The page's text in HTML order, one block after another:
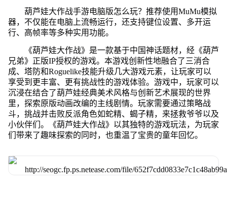
葫芦娃大作战手游电脑版怎么玩？推荐使用MuMu模拟
器，不仅能在电脑上流畅运行，还支持键位设置、多开运
行、高帧率等多种实用功能。
《葫芦娃大作战》是一款基于中国神话题材，经《葫芦
兄弟》正版IP授权的游戏。本游戏创新性地融合了三消合
成、塔防和Roguelike技能升级几大游戏元素，让玩家可以
享受到更丰富、更有挑战性的游戏体验。游戏中，玩家可以
沉浸在结合了葫芦娃经典美术风格与创新艺术展现的世界
里，探索原版动画改编的主线剧情。玩家需要通过策略战
斗，挑战并击败反派角色如蛇精、蝎子精，来拯救爷爷以及
小伙伴们。《葫芦娃大作战》以其独特的游戏玩法，为玩家
们带来了趣味探索的同时，也重温了宝贵的童年回忆。